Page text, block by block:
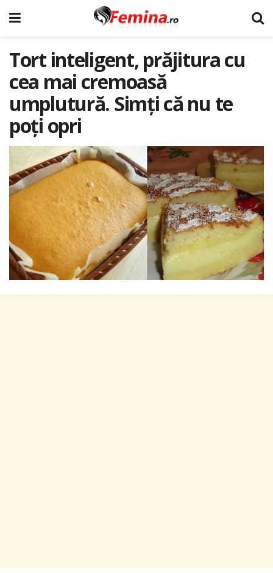
Tort inteligent, prăjitura cu
cea mai cremoasă
umplutură. Simți că nu te
poți opri